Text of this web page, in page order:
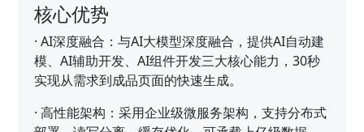
核心优势
·AI深度融合：与AI大模型深度融合，提供AI自动建
模、AI辅助开发、AI组件开发三大核心能力，30秒
实现从需求到成品页面的快速生成。
·高性能架构：采用企业级微服务架构，支持分布式